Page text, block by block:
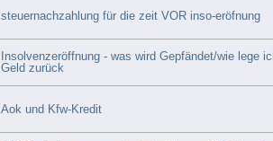
steuernachzahlung für die zeit VOR inso-eröfnung
Insolvenzeröffnung - was wird Gepfändet/wie lege
Geld zurück
Aok und Kfw-Kredit